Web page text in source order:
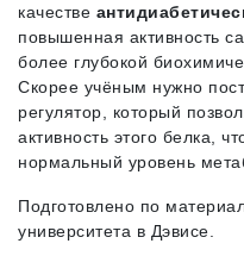
качестве
повышенная активность
более глубокой
Скорее учёным нужно
регулятор, который
активность этого белка,
нормальный уровень
Подготовлено по
университета в Дэвисе.